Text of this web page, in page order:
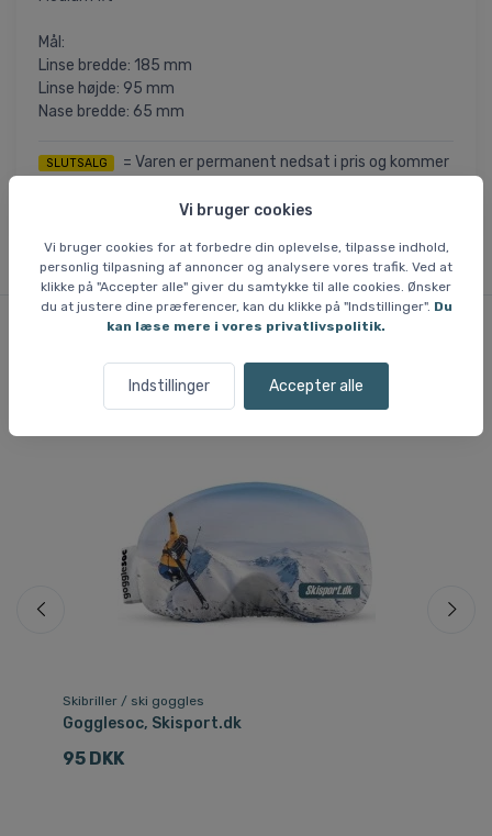
Vi bruger cookies
Vi bruger cookies for at forbedre din oplevelse, tilpasse indhold,
personlig tilpasning af annoncer og analysere vores trafik. Ved at
klikke på "Accepter alle" giver du samtykke til alle cookies. Ønsker
du at justere dine præferencer, kan du klikke på "Indstillinger". Du
kan læse mere i vores privatlivspolitik.
Indstillinger Accepter alle
Mål:
Linse bredde: 185 mm
Linse højde: 95 mm
Nase bredde: 65 mm
SLUTSALG
= Varen er permanent nedsat i pris og kommer
størrelser kan ikke skaffes.
Lignende varer
Skibriller / ski goggles
Gogglesoc, Skisport.dk
95 DKK